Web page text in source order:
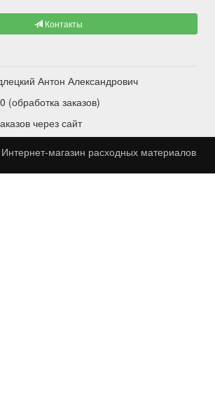
Контакты
Антон Александрович
заказов)
через сайт
Интернет-магазин расходных материалов